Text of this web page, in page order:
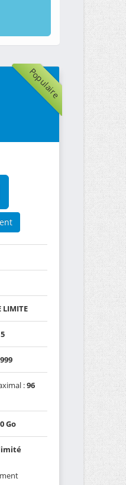
Populaire
LIMITE
999
:96
Go